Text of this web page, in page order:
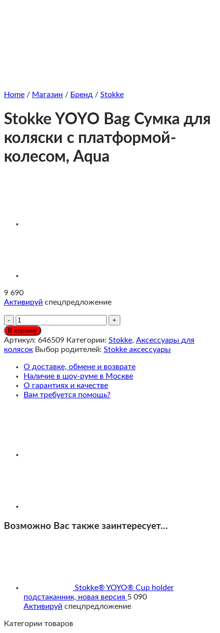
Home / Магазин / Бренд / Stokke
Stokke YOYO Bag Сумка для
коляски c платформой-
колесом, Aqua
9 690
Активируй спецпредложение
Количество
Stokke
YOYO
Bag
для
коляски
c
платформой-
В корзину
Артикул: 646509 Категории: Stokke, Аксессуары для
колясок Выбор родителей: Stokke аксессуары
О доставке, обмене и возврате
Наличие в шоу-руме в Москве
О гарантиях и качестве
Вам требуется помощь?
Возможно Вас также заинтересует…
Stokke® YOYO® Cup holder
подстаканник, новая версия 5 090
Активируй спецпредложение
Категории товаров